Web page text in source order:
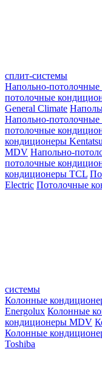
сплит-системы
Напольно-
потолочные
General Climate
Напольно-
потолочные
кондиционеры Kentatsu
MDV Напольно-
потолочные
кондиционеры TCL
Electric Потолочные
системы
Колонные
Energolux Колонные
кондиционеры MDV
Колонные
Toshiba